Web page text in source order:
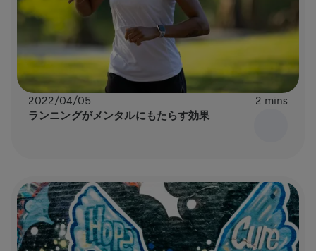
2022/04/05 2 mins
ランニングがメンタルにもたらす効果